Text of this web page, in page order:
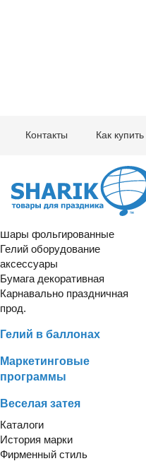
Контакты Как купить
Воздушные шары, все для
праздника
Расширенный поиск
Шары фольгированные
Гелий оборудование
аксессуары
Бумага декоративная
Карнавально праздничная
прод.
Гелий в баллонах
Маркетинговые
программы
Веселая затея
Каталоги
История марки
Фирменный стиль